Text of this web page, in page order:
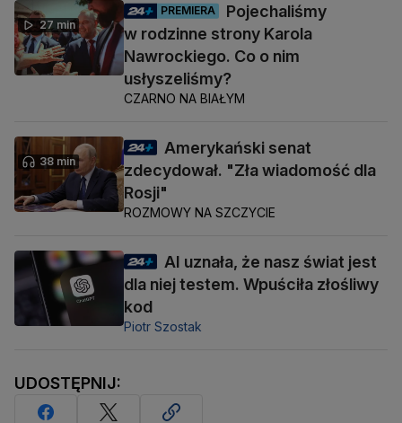
27 min
PREMIERA
Pojechaliśmy
w rodzinne strony Karola
Nawrockiego. Co o nim
usłyszeliśmy?
CZARNO NA BIAŁYM
38 min
Amerykański senat
zdecydował. "Zła wiadomość dla
Rosji"
ROZMOWY NA SZCZYCIE
AI uznała, że nasz świat jest
dla niej testem. Wpuściła złośliwy
kod
Piotr Szostak
UDOSTĘPNIJ: